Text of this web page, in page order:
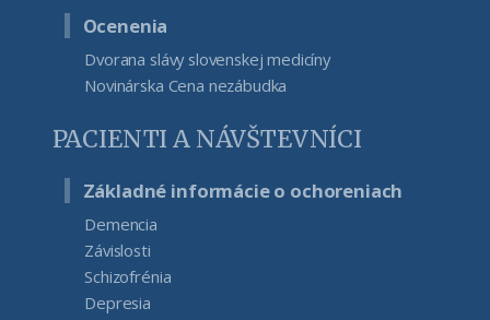
Ocenenia
Dvorana slávy slovenskej medicíny
Novinárska Cena nezábudka
PACIENTI A NÁVŠTEVNÍCI
Základné informácie o ochoreniach
Demencia
Závislosti
Schizofrénia
Depresia